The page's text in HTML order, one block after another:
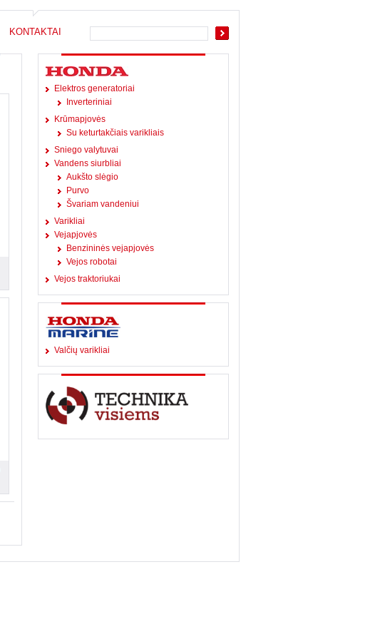
KONTAKTAI
Elektros generatoriai
Inverteriniai
Krūmapjovės
Su keturtakčiais varikliais
Sniego valytuvai
Vandens siurbliai
Aukšto slėgio
Purvo
Švariam vandeniui
Varikliai
Vejapjovės
Benzininės vejapjovės
Vejos robotai
Vejos traktoriukai
Valčių varikliai